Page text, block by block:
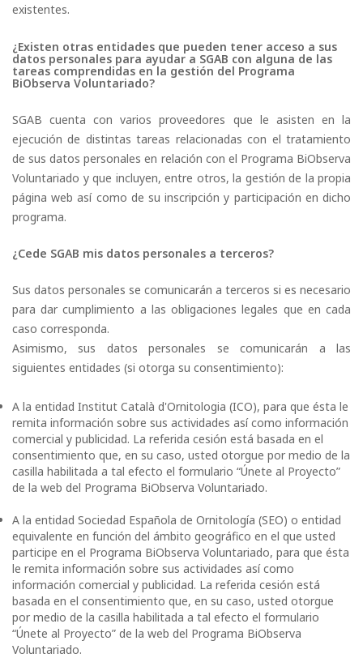
existentes.
¿Existen otras entidades que pueden tener acceso a sus
datos personales para ayudar a SGAB con alguna de las
tareas comprendidas en la gestión del Programa
BiObserva Voluntariado?
SGAB cuenta con varios proveedores que le asisten en la
ejecución de distintas tareas relacionadas con el tratamiento
de sus datos personales en relación con el Programa BiObserva
Voluntariado y que incluyen, entre otros, la gestión de la propia
página web así como de su inscripción y participación en dicho
programa.
¿Cede SGAB mis datos personales a terceros?
Sus datos personales se comunicarán a terceros si es necesario
para dar cumplimiento a las obligaciones legales que en cada
caso corresponda.
Asimismo, sus datos personales se comunicarán a las
siguientes entidades (si otorga su consentimiento):
A la entidad Institut Català d'Ornitologia (ICO), para que ésta le
remita información sobre sus actividades así como información
comercial y publicidad. La referida cesión está basada en el
consentimiento que, en su caso, usted otorgue por medio de la
casilla habilitada a tal efecto el formulario “Únete al Proyecto”
de la web del Programa BiObserva Voluntariado.
A la entidad Sociedad Española de Ornitología (SEO) o entidad
equivalente en función del ámbito geográfico en el que usted
participe en el Programa BiObserva Voluntariado, para que ésta
le remita información sobre sus actividades así como
información comercial y publicidad. La referida cesión está
basada en el consentimiento que, en su caso, usted otorgue
por medio de la casilla habilitada a tal efecto el formulario
“Únete al Proyecto” de la web del Programa BiObserva
Voluntariado.